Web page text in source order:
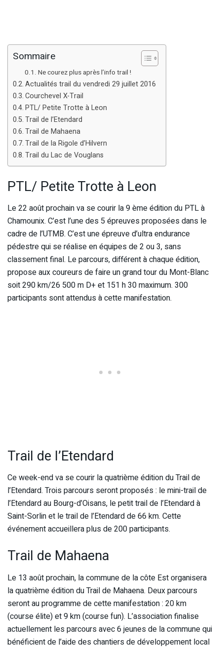
Sommaire
Ne courez plus après l’info trail !
Actualités trail du vendredi 29 juillet 2016
Courchevel X-Trail
PTL/ Petite Trotte à Leon
Trail de l’Etendard
Trail de Mahaena
Trail de la Rigole d’Hilvern
Trail du Lac de Vouglans
PTL/ Petite Trotte à Leon
Le 22 août prochain va se courir la 9 ème édition du PTL à
Chamounix. C’est l’une des 5 épreuves proposées dans le
cadre de l’UTMB. C’est une épreuve d’ultra endurance
pédestre qui se réalise en équipes de 2 ou 3, sans
classement final. Le parcours, différent à chaque édition,
propose aux coureurs de faire un grand tour du Mont-Blanc
soit 290 km/26 500 m D+ et 151 h 30 maximum. 300
participants sont attendus à cette manifestation.
Trail de l’Etendard
Ce week-end va se courir la quatrième édition du Trail de
l’Etendard. Trois parcours seront proposés : le mini-trail de
l’Etendard au Bourg-d’Oisans, le petit trail de l’Etendard à
Saint-Sorlin et le trail de l’Etendard de 66 km. Cette
événement accueillera plus de 200 participants.
Trail de Mahaena
Le 13 août prochain, la commune de la côte Est organisera
la quatrième édition du Trail de Mahaena. Deux parcours
seront au programme de cette manifestation : 20 km
(course élite) et 9 km (course fun). L’association finalise
actuellement les parcours avec 6 jeunes de la commune qui
bénéficient de l’aide des chantiers de développement local